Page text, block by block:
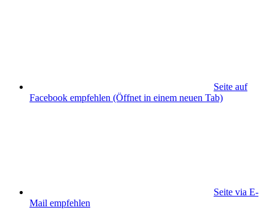
Seite auf
Facebook empfehlen (Öffnet in einem neuen Tab)
Seite via E-
Mail empfehlen